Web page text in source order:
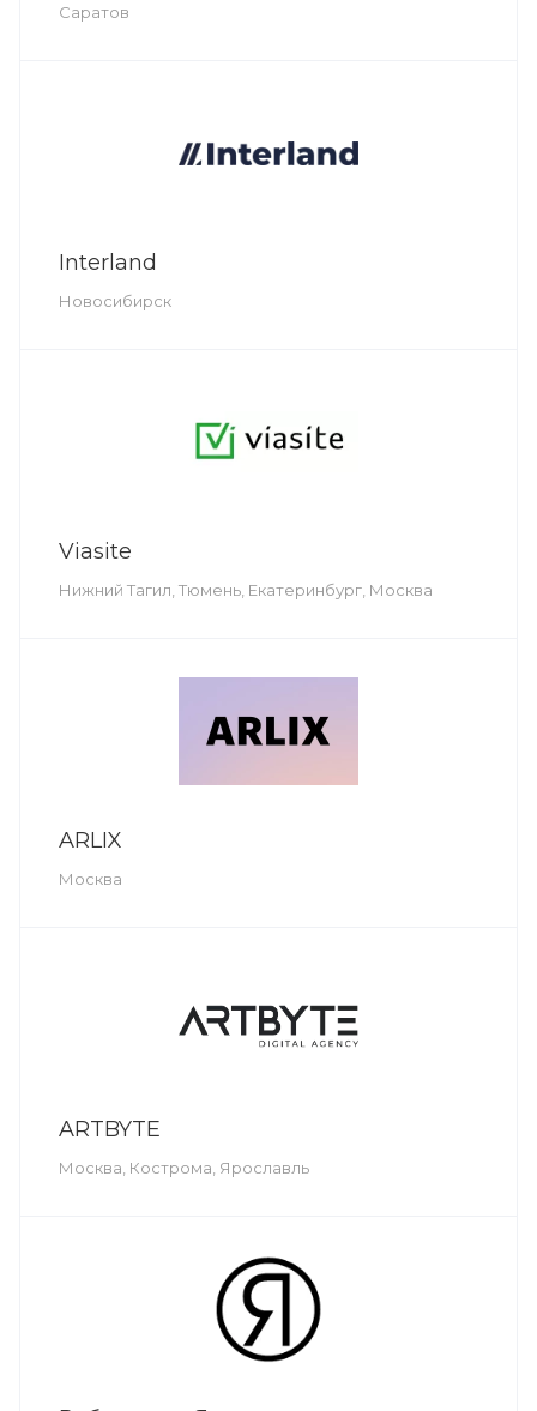
Саратов
Interland
Новосибирск
Viasite
Нижний Тагил, Тюмень, Екатеринбург, Москва
ARLIX
Москва
ARTBYTE
Москва, Кострома, Ярославль